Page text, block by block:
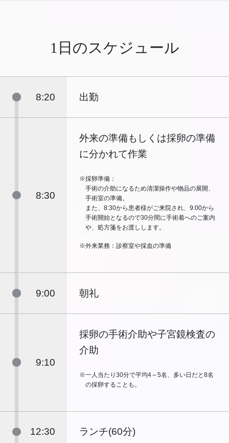
1日のスケジュール
8:20 出勤
8:30
外来の準備もしくは採卵の準備
に分かれて作業
※採卵準備：
手術の介助になるため清潔操作や物品の展開、
手術室の準備。
また、8:30から患者様がご来院され、9:00から
手術開始となるので30分間に手術着へのご案内
や、処方箋をお渡しします。
※外来業務：診察室や採血の準備
9:00 朝礼
9:10
採卵の手術介助や子宮鏡検査の
介助
※一人当たり30分で平均4～5名、多い日だと8名
の採卵することも。
12:30 ランチ(60分)